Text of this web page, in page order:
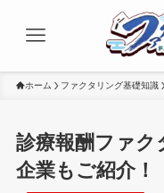
ホーム ファクタリング基礎知識
診療報酬ファク
企業もご紹介！